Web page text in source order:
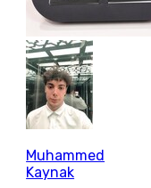
Muhammed
Kaynak